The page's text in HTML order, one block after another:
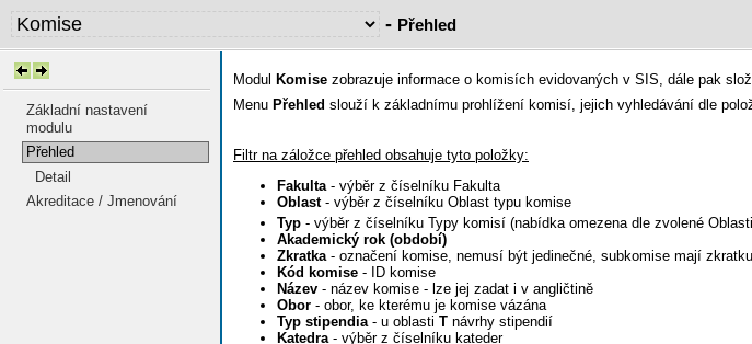
- Přehled
Základní nastavení
modulu
Přehled
Detail
Akreditace / Jmenování
Modul Komise zobrazuje informace o komisích evidovaných v SIS, dále pak
Menu Přehled slouží k základnímu prohlížení komisí, jejich vyhledávání dle
Filtr na záložce přehled obsahuje tyto položky:
Fakulta - výběr z číselníku Fakulta
Oblast- výběr z číselníku Oblast typu komise
Typ - výběr z číselníku Typy komisí (nabídka omezena dle zvolené
Akademický rok (období)
Zkratka - označení komise, nemusí být jedinečné, subkomise mají
Kód komise - ID komise
Název - název komise - lze jej zadat i v angličtině
Obor - obor, ke kterému je komise vázána
Typ stipendia - u oblasti T návrhy stipendií
Katedra - výběr z číselníku kateder